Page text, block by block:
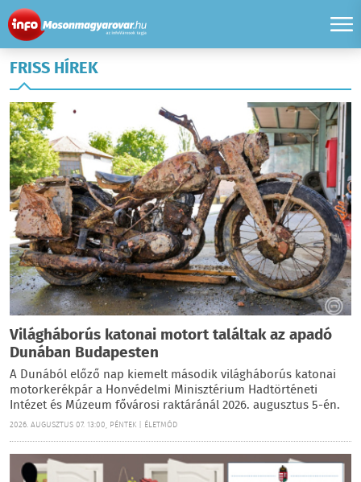
FRISS HÍREK
Világháborús katonai motort találtak az apadó
Dunában Budapesten
A Dunából előző nap kiemelt második világháborús katonai
motorkerékpár a Honvédelmi Minisztérium Hadtörténeti
Intézet és Múzeum fővárosi raktáránál 2026. augusztus 5-én.
2026. AUGUSZTUS 07. 13:00, PÉNTEK | ÉLETMÓD